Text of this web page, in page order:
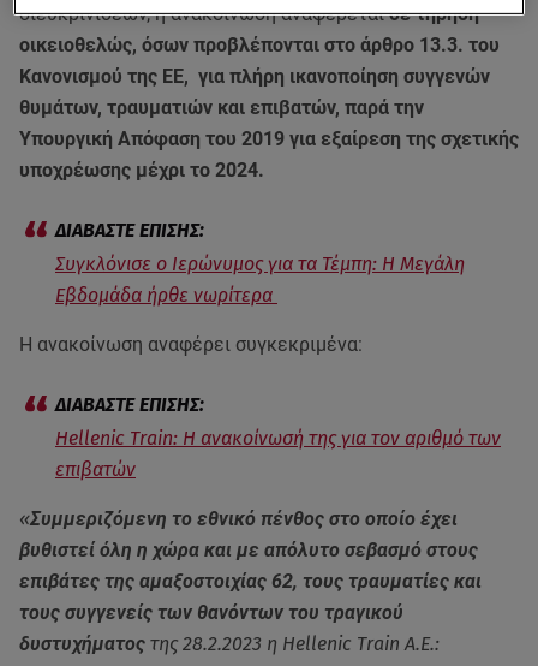
διευκρινίσεων, η ανακοίνωση αναφέρεταισε τήρηση
οικειοθελώς, όσων προβλέπονται στο άρθρο 13.3. του
Κανονισμού της ΕΕ, για πλήρη ικανοποίηση συγγενών
θυμάτων, τραυματιών και επιβατών, παρά την
Υπουργική Απόφαση του 2019 για εξαίρεση της σχετικής
υποχρέωσης μέχρι το 2024.
Συγκλόνισε ο Ιερώνυμος για τα Τέμπη: Η Μεγάλη
Εβδομάδα ήρθε νωρίτερα
Η ανακοίνωση αναφέρει συγκεκριμένα:
Hellenic Train: Η ανακοίνωσή της για τον αριθμό των
επιβατών
«Συμμεριζόμενη το εθνικό πένθος στο οποίο έχει
βυθιστεί όλη η χώρα και με απόλυτο σεβασμό στους
επιβάτες της αμαξοστοιχίας 62, τους τραυματίες και
τους συγγενείς των θανόντων του τραγικού
δυστυχήματος της 28.2.2023 η Hellenic Train Α.Ε.: